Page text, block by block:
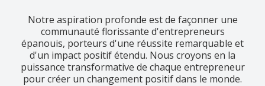
Notre aspiration profonde est de façonner une
communauté florissante d'entrepreneurs
épanouis, porteurs d'une réussite remarquable et
d'un impact positif étendu. Nous croyons en la
puissance transformative de chaque entrepreneur
pour créer un changement positif dans le monde.